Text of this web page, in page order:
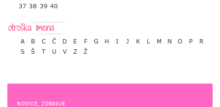
37 38 39 40
A B C Č D E F G H I J K L M N O P
R
S
Š T U V Z Ž
NOVICE ZDRAVJE